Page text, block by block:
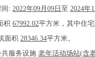
: 2022年09月09日 至 2024年
积 67992.02平方米，其中住
面积 28346.34平方米。
服务设施 老年活动场站(含